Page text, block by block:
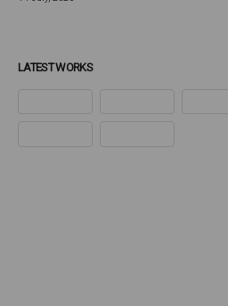
LATEST WORKS